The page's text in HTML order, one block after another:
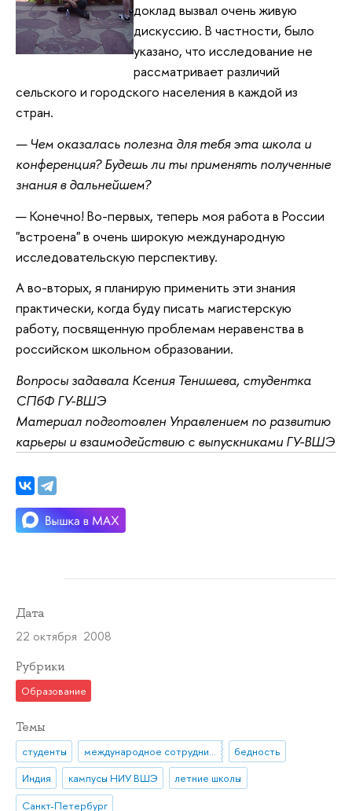
доклад вызвал очень живую
дискуссию. В частности, было
указано, что исследование не
рассматривает различий
сельского и городского населения в каждой из
стран.
— Чем оказалась полезна для тебя эта школа и
конференция? Будешь ли ты применять полученные
знания в дальнейшем?
— Конечно! Во-первых, теперь моя работа в России
"встроена" в очень широкую международную
исследовательскую перспективу.
А во-вторых, я планирую применить эти знания
практически, когда буду писать магистерскую
работу, посвященную проблемам неравенства в
российском школьном образовании.
Вопросы задавала Ксения Тенишева, студентка
СПбФ ГУ-ВШЭ
Материал подготовлен Управлением по развитию
карьеры и взаимодействию с выпускниками ГУ-ВШЭ
Дата
22 октября 2008
Рубрики
Образование
Темы
студенты международное сотрудничество
бедность
Индия
кампусы НИУ ВШЭ
летние школы
Санкт-Петербург